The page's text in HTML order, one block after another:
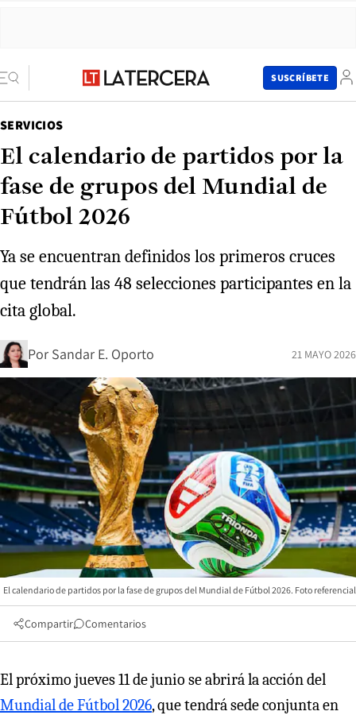
SUSCRÍBETE
SERVICIOS
El calendario de partidos por la
fase de grupos del Mundial de
Fútbol 2026
Ya se encuentran definidos los primeros cruces
que tendrán las 48 selecciones participantes en la
cita global.
Por Sandar E. Oporto 21 MAYO 2026
El calendario de partidos por la fase de grupos del Mundial de Fútbol 2026. Foto referencial
Compartir Comentarios
El próximo jueves 11 de junio se abrirá la acción del
Mundial de Fútbol 2026, que tendrá sede conjunta en